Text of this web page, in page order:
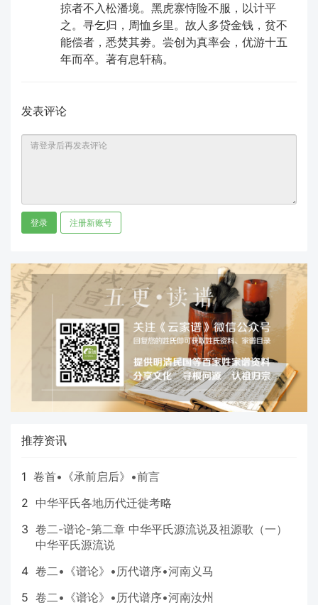
掠者不入松潘境。黑虎寨恃险不服，以计平
之。寻乞归，周恤乡里。故人多贷金钱，贫不
能偿者，悉焚其劵。尝创为真率会，优游十五
年而卒。著有息轩稿。
发表评论
登录 注册新账号
推荐资讯
1 卷首•《承前启后》•前言
2 中华平氏各地历代迁徙考略
3 卷二-谱论-第二章 中华平氏源流说及祖源歌（一）
中华平氏源流说
4 卷二•《谱论》•历代谱序•河南义马
5 卷二•《谱论》•历代谱序•河南汝州